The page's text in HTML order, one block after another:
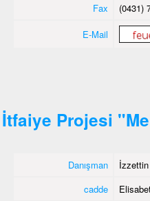
Fax
(0431)
E-Mail
İtfaiye Projesi
Danışman
cadde